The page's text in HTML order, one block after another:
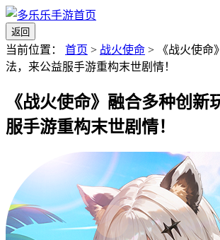
返回
当前位置： 首页 > 战火使命 >
《战火使
法，来公益服手游重构末世剧情！
《战火使命》融合多种创新
服手游重构末世剧情！